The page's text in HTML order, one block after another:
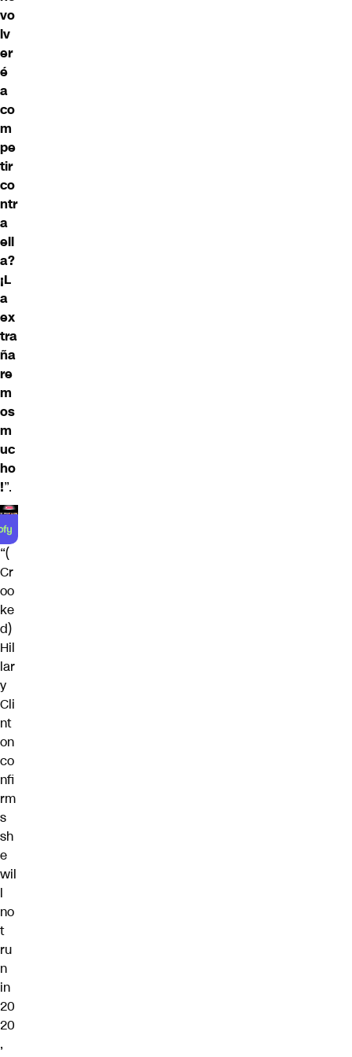
vo
lv
er
é
a
co
m
pe
tir
co
ntr
a
ell
a?
¡L
a
ex
tra
ña
re
m
os
m
uc
ho
!”.
“(
Cr
oo
ke
d)
Hil
lar
y
Cli
nt
on
co
nfi
rm
s
sh
e
wil
l
no
t
ru
n
in
20
20
,